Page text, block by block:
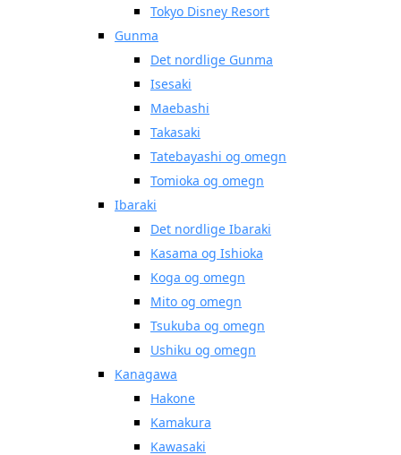
Tokyo Disney Resort
Gunma
Det nordlige Gunma
Isesaki
Maebashi
Takasaki
Tatebayashi og omegn
Tomioka og omegn
Ibaraki
Det nordlige Ibaraki
Kasama og Ishioka
Koga og omegn
Mito og omegn
Tsukuba og omegn
Ushiku og omegn
Kanagawa
Hakone
Kamakura
Kawasaki